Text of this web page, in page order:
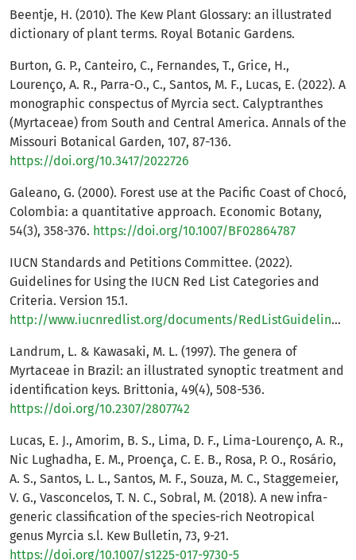
Beentje, H. (2010). The Kew Plant Glossary: an illustrated
dictionary of plant terms. Royal Botanic Gardens.
Burton, G. P., Canteiro, C., Fernandes, T., Grice, H.,
Lourenço, A. R., Parra-O., C., Santos, M. F., Lucas, E. (2022). A
monographic conspectus of Myrcia sect. Calyptranthes
(Myrtaceae) from South and Central America. Annals of the
Missouri Botanical Garden, 107, 87-136.
https://doi.org/10.3417/2022726
Galeano, G. (2000). Forest use at the Pacific Coast of Chocó,
Colombia: a quantitative approach. Economic Botany,
54(3), 358-376. https://doi.org/10.1007/BF02864787
IUCN Standards and Petitions Committee. (2022).
Guidelines for Using the IUCN Red List Categories and
Criteria. Version 15.1.
http://www.iucnredlist.org/documents/RedListGuidelines.pdf
Landrum, L. & Kawasaki, M. L. (1997). The genera of
Myrtaceae in Brazil: an illustrated synoptic treatment and
identification keys. Brittonia, 49(4), 508-536.
https://doi.org/10.2307/2807742
Lucas, E. J., Amorim, B. S., Lima, D. F., Lima-Lourenço, A. R.,
Nic Lughadha, E. M., Proença, C. E. B., Rosa, P. O., Rosário,
A. S., Santos, L. L., Santos, M. F., Souza, M. C., Staggemeier,
V. G., Vasconcelos, T. N. C., Sobral, M. (2018). A new infra-
generic classification of the species-rich Neotropical
genus Myrcia s.l. Kew Bulletin, 73, 9-21.
https://doi.org/10.1007/s1225-017-9730-5